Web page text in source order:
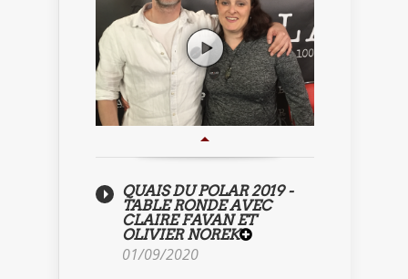
QUAIS DU POLAR 2019 -
TABLE RONDE AVEC
CLAIRE FAVAN ET
OLIVIER NOREK
01/09/2020